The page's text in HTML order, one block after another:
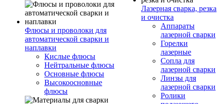
Флюсы и проволоки для
автоматической сварки и
наплавки
Кислые флюсы
Нейтральные флюсы
Основные флюсы
Высокоосновные
флюсы
Лазерная сварка, резка
и очистка
Аппараты
лазерной сварки
Горелки
лазерные
Сопла для
лазерной сварки
Линзы для
лазерной сварки
Ролики